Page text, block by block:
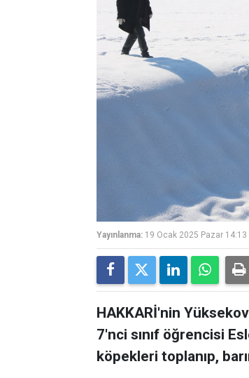
Yayınlanma: 19 Ocak 2025 Pazar 14:13
HAKKARİ'nin
7'nci sınıf öğrencisi
köpekleri toplanıp,